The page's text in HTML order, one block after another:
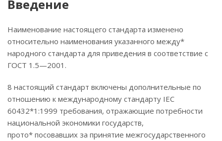
Введение
Наименование настоящего стандарта изменено
относительно наименования указанного между*
народного стандарта для приведения в соответствие с
ГОСТ 1.5—2001.
8 настоящий стандарт включены дополнительные по
отношению к международному стандарту IEC
60432*1:1999 требования, отражающие потребности
национальной экономики государств,
прото* посовавших за принятие межгосударственного